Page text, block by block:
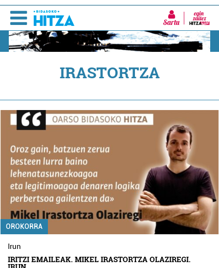
Sartu
IRASTORTZA
OROKORRA
Irun
IRITZI EMAILEAK. MIKEL IRASTORTZA OLAZIREGI.